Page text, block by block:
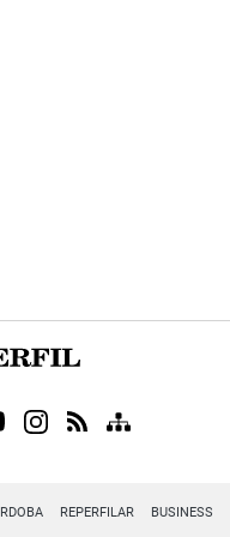
REPERFILAR BUSINESS